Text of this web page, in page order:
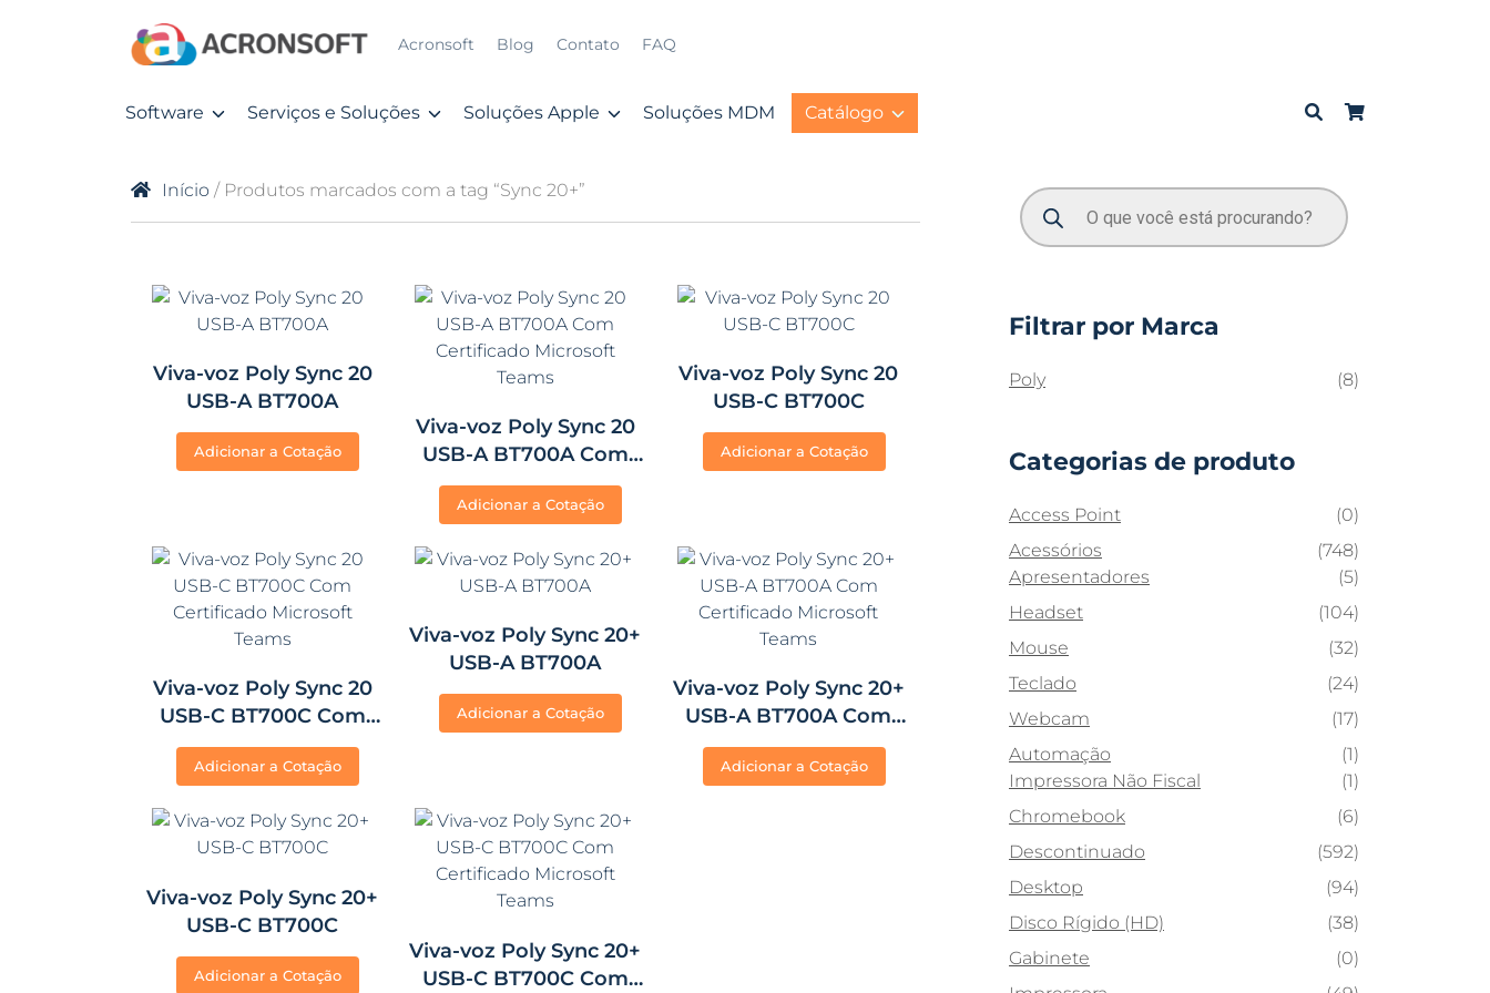
Acronsoft Blog Contato FAQ
Software Serviços e Soluções Soluções Apple Soluções MDM Catálogo
Início / Produtos marcados com a tag “Sync 20+”
Viva-voz Poly Sync 20
USB-A BT700A
Adicionar a Cotação
Viva-voz Poly Sync 20
USB-A BT700A Com
Certificado Microsoft
Teams
Adicionar a Cotação
Viva-voz Poly Sync 20
USB-C BT700C
Adicionar a Cotação
Viva-voz Poly Sync 20
USB-C BT700C Com
Certificado Microsoft
Teams
Adicionar a Cotação
Viva-voz Poly Sync 20+
USB-A BT700A
Adicionar a Cotação
Viva-voz Poly Sync 20+
USB-A BT700A Com
Certificado Microsoft
Teams
Adicionar a Cotação
Viva-voz Poly Sync 20+
USB-C BT700C
Adicionar a Cotação
Viva-voz Poly Sync 20+
USB-C BT700C Com
Filtrar por Marca
Poly (8)
Categorias de produto
Access Point
(0)
Acessórios
(748)
Apresentadores
(5)
Headset
(104)
Mouse
(32)
Teclado
(24)
Webcam
(17)
Automação
(1)
Impressora Não Fiscal
(1)
Chromebook
(6)
Descontinuado
(592)
Desktop
(94)
Disco Rígido (HD)
(38)
Gabinete
(0)